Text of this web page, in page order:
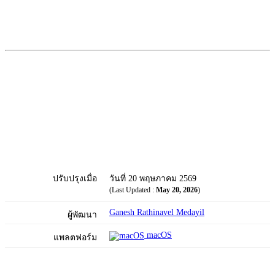
ปรับปรุงเมื่อ วันที่ 20 พฤษภาคม 2569
(Last Updated : May 20, 2026)
ผู้พัฒนา Ganesh Rathinavel Medayil
แพลตฟอร์ม macOS